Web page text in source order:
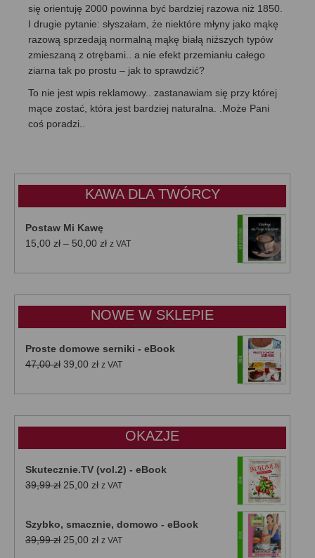
się orientuję 2000 powinna być bardziej razowa niż 1850.
I drugie pytanie: słyszałam, że niektóre młyny jako mąkę
razową sprzedają normalną mąkę białą niższych typów
zmieszaną z otrębami.. a nie efekt przemianłu całego
ziarna tak po prostu – jak to sprawdzić?
To nie jest wpis reklamowy.. zastanawiam się przy której
mące zostać, która jest bardziej naturalna. .Może Pani
coś poradzi..
KAWA DLA TWÓRCY
Postaw Mi Kawę
15,00 zł – 50,00 złZakres
od
do
50,00 zł
z VAT
NOWE W SKLEPIE
Proste domowe serniki - eBook
47,00zł Pierwotna
wynosiła:
39,00 złAktualna
wynosi:
z VAT
OKAZJE
Skutecznie.TV (vol.2) - eBook
39,99zł Pierwotna
39,99 zł.
25,00 złAktualna
25,00 zł.
z VAT
Szybko, smacznie, domowo - eBook
39,99zł Pierwotna
25,00 złAktualna
z VAT